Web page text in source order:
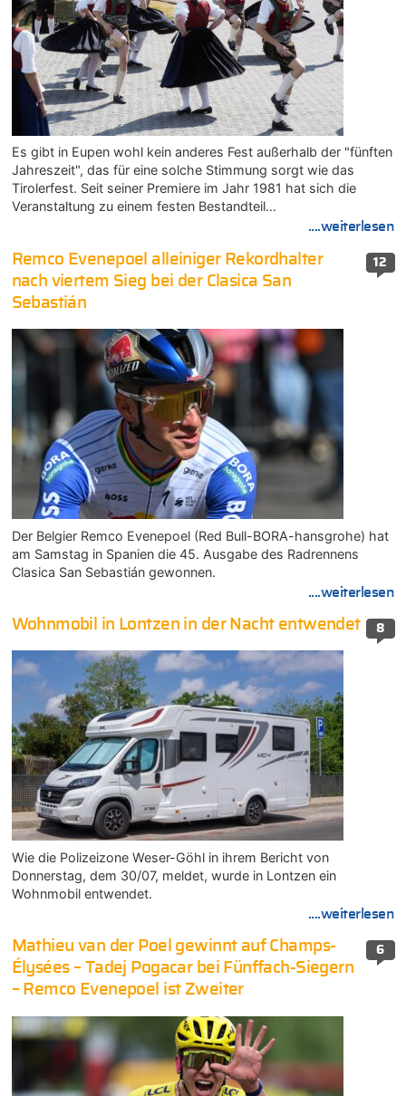
Es gibt in Eupen wohl kein anderes Fest außerhalb der "fünften
Jahreszeit", das für eine solche Stimmung sorgt wie das
Tirolerfest. Seit seiner Premiere im Jahr 1981 hat sich die
Veranstaltung zu einem festen Bestandteil…
....weiterlesen
12
Remco Evenepoel alleiniger Rekordhalter
nach viertem Sieg bei der Clasica San
Sebastián
Der Belgier Remco Evenepoel (Red Bull-BORA-hansgrohe) hat
am Samstag in Spanien die 45. Ausgabe des Radrennens
Clasica San Sebastián gewonnen.
....weiterlesen
8
Wohnmobil in Lontzen in der Nacht entwendet
Wie die Polizeizone Weser-Göhl in ihrem Bericht von
Donnerstag, dem 30/07, meldet, wurde in Lontzen ein
Wohnmobil entwendet.
....weiterlesen
6
Mathieu van der Poel gewinnt auf Champs-
Élysées – Tadej Pogacar bei Fünffach-Siegern
– Remco Evenepoel ist Zweiter